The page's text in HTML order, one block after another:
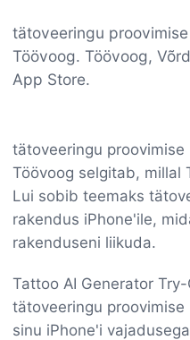
tätoveeringu
Töövoog. Töövoog,
App Store.
tätoveeringu
Töövoog selgitab, millal
Lui sobib teemaks
rakendus iPhone'ile,
rakenduseni liikuda.
Tattoo AI Generator
tätoveeringu
sinu iPhone'i